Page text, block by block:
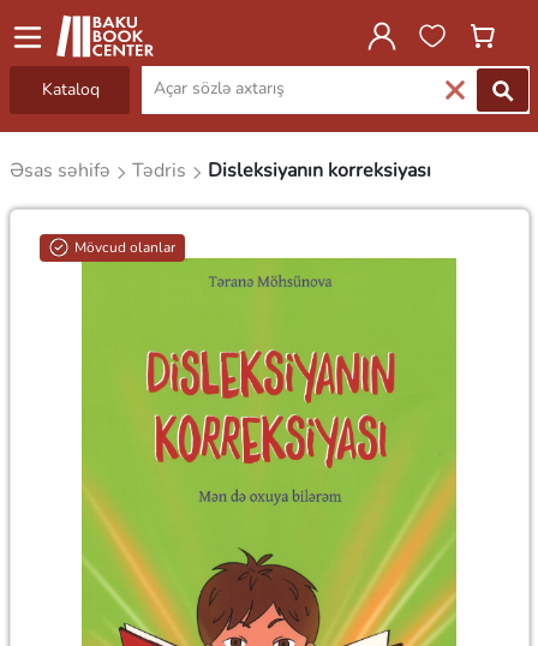
Kataloq
Əsas səhifə Tədris Disleksiyanın korreksiyası
Mövcud olanlar